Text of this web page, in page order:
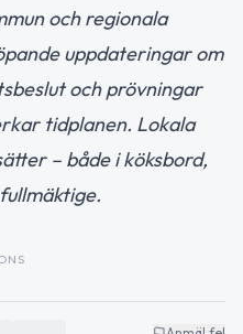
och regionala
uppdateringar om
och prövningar
tidplanen. Lokala
– både i köksbord,